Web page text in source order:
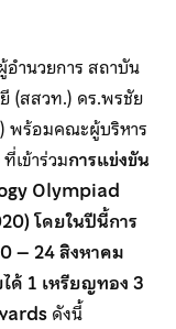
อำนวยการ สถาบัน
(สสวท.) ดร.พรชัย
พร้อมคณะผู้บริหาร
เข้าร่วมการแข่งขัน
Olympiad
โดยในปีนี้การ
– 24 สิงหาคม
ด้ 1 เหรียญทอง 3
ดังนี้